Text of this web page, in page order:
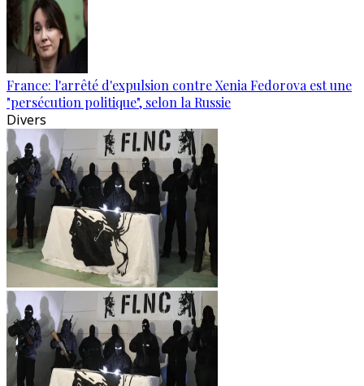
France: l'arrêté d'expulsion contre Xenia Fedorova est une
"persécution politique", selon la Russie
Divers